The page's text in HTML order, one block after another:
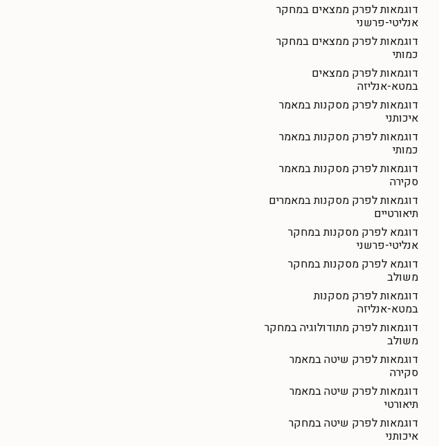
דוגמאות לפרק ממצאים במחקר
אנליטי-פרשני
דוגמאות לפרק ממצאים במחקר
כמותי
דוגמאות לפרק ממצאים
במטא-אנליזה
דוגמאות לפרק מסקנות במאמר
איכותני
דוגמאות לפרק מסקנות במאמר
כמותי
דוגמאות לפרק מסקנות במאמר
סקירה
דוגמאות לפרק מסקנות במאמרים
תיאורטיים
דוגמא לפרק מסקנות במחקר
אנליטי-פרשני
דוגמא לפרק מסקנות במחקר
משולב
דוגמאות לפרק מסקנות
במטא-אנליזה
דוגמאות לפרק מתודולוגיה במחקר
משולב
דוגמאות לפרק שיטה במאמר
סקירה
דוגמאות לפרק שיטה במאמר
תיאורטי
דוגמאות לפרק שיטה במחקר
איכותני